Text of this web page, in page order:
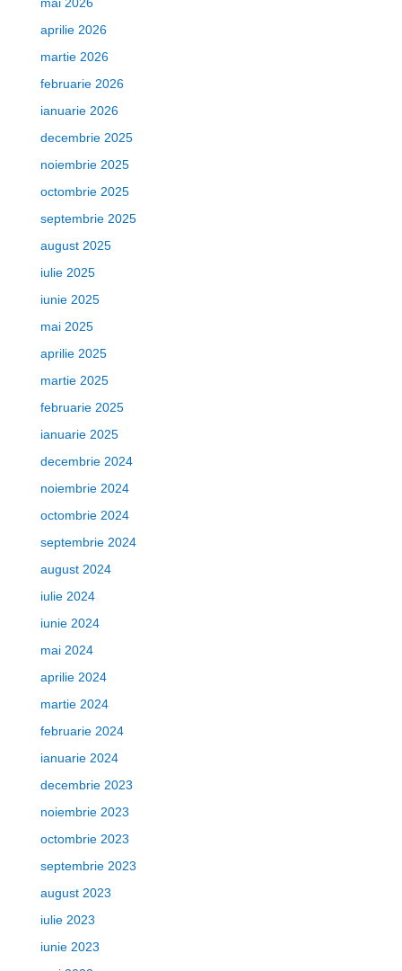
aprilie 2026
martie 2026
februarie 2026
ianuarie 2026
decembrie 2025
noiembrie 2025
octombrie 2025
septembrie 2025
august 2025
iulie 2025
iunie 2025
mai 2025
aprilie 2025
martie 2025
februarie 2025
ianuarie 2025
decembrie 2024
noiembrie 2024
octombrie 2024
septembrie 2024
august 2024
iulie 2024
iunie 2024
mai 2024
aprilie 2024
martie 2024
februarie 2024
ianuarie 2024
decembrie 2023
noiembrie 2023
octombrie 2023
septembrie 2023
august 2023
iulie 2023
iunie 2023